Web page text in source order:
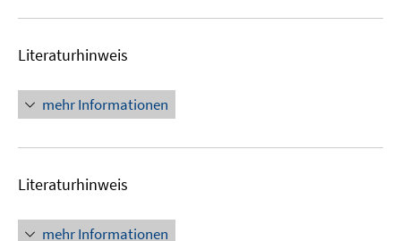
Literaturhinweis
mehr Informationen
Literaturhinweis
mehr Informationen